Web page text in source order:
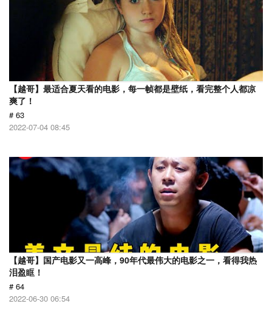
【越哥】最适合夏天看的电影，每一帧都是壁纸，看完整个人都凉
爽了！
# 63
2022-07-04 08:45
【越哥】国产电影又一高峰，90年代最伟大的电影之一，看得我热
泪盈眶！
# 64
2022-06-30 06:54